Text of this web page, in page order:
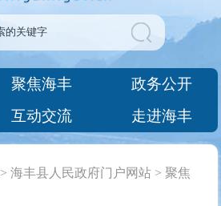
聚焦海丰
政务公开
互动交流 走进海丰
>海丰县人民政府门户网站 >聚焦